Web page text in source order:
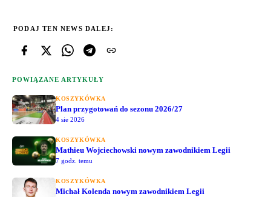
PODAJ TEN NEWS DALEJ:
POWIĄZANE ARTYKUŁY
KOSZYKÓWKA
Plan przygotowań do sezonu 2026/27
4 sie 2026
KOSZYKÓWKA
Mathieu Wojciechowski nowym zawodnikiem Legii
7 godz. temu
KOSZYKÓWKA
Michał Kolenda nowym zawodnikiem Legii